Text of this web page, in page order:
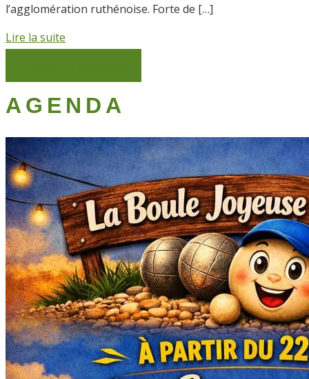
l’agglomération ruthénoise. Forte de […]
Lire la suite
AGENDA